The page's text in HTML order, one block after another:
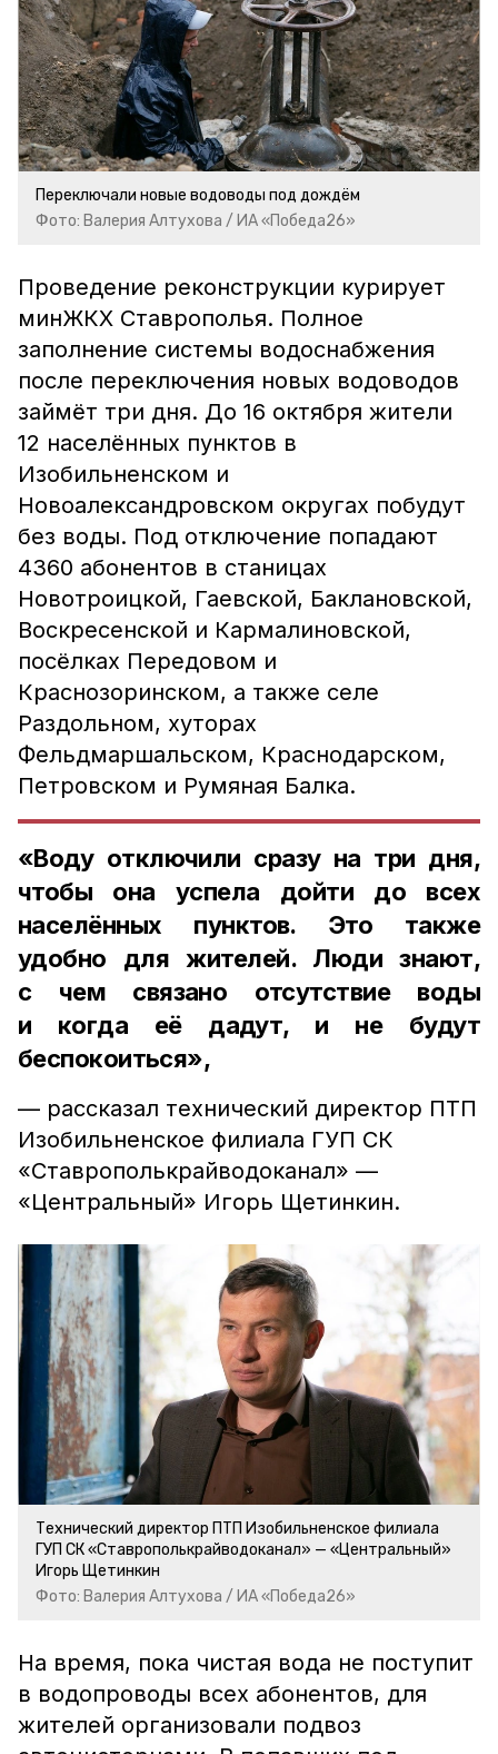
Переключали новые водоводы под дождём
Фото: Валерия Алтухова / ИА «Победа26»
Проведение реконструкции курирует
минЖКХ Ставрополья. Полное
заполнение системы водоснабжения
после переключения новых водоводов
займёт три дня. До 16 октября жители
12 населённых пунктов в
Изобильненском и
Новоалександровском округах побудут
без воды. Под отключение попадают
4360 абонентов в станицах
Новотроицкой, Гаевской, Баклановской,
Воскресенской и Кармалиновской,
посёлках Передовом и
Краснозоринском, а также селе
Раздольном, хуторах
Фельдмаршальском, Краснодарском,
Петровском и Румяная Балка.
«Воду отключили сразу на три дня,
чтобы она успела дойти до всех
населённых пунктов. Это также
удобно для жителей. Люди знают,
с чем связано отсутствие воды
и когда её дадут, и не будут
беспокоиться»,
— рассказал технический директор ПТП
Изобильненское филиала ГУП СК
«Ставрополькрайводоканал» —
«Центральный» Игорь Щетинкин.
Технический директор ПТП Изобильненское филиала
ГУП СК «Ставрополькрайводоканал» — «Центральный»
Игорь Щетинкин
Фото: Валерия Алтухова / ИА «Победа26»
На время, пока чистая вода не поступит
в водопроводы всех абонентов, для
жителей организовали подвоз